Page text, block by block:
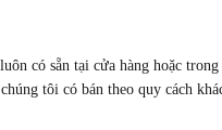
có sẵn tại cửa hàng hoặc trong
tôi có bán theo quy cách